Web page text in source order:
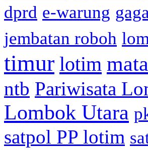
dprd e-warung
jembatan roboh
timur lotim
ntb Pariwisata
Lombok Utara
satpol PP lotim